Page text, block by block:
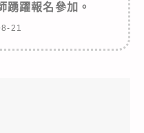
踴躍報名參加。
21